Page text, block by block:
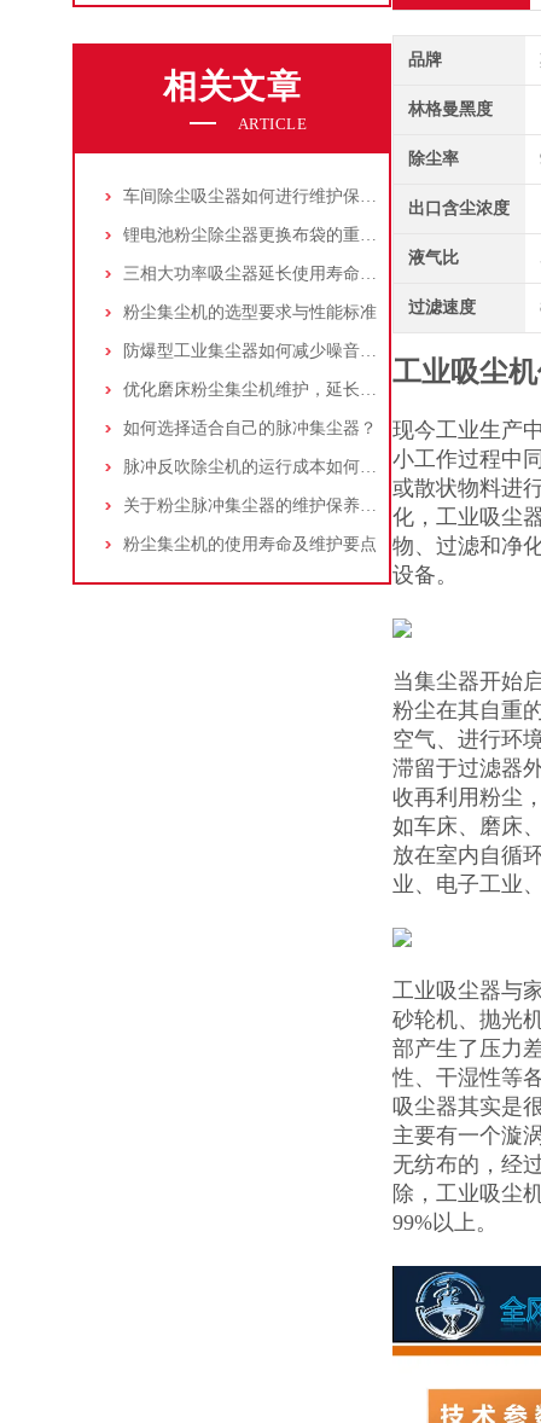
相关文章
ARTICLE
车间除尘吸尘器如何进行维护保养？
锂电池粉尘除尘器更换布袋的重要性与方法
三相大功率吸尘器延长使用寿命的建议
粉尘集尘机的选型要求与性能标准
防爆型工业集尘器如何减少噪音?三个方法轻松解决
优化磨床粉尘集尘机维护，延长设备寿命
如何选择适合自己的脉冲集尘器？
脉冲反吹除尘机的运行成本如何控制和优化？
关于粉尘脉冲集尘器的维护保养问题
粉尘集尘机的使用寿命及维护要点
品牌
林格曼黑度
除尘率
出口含尘浓度
液气比
过滤速度
工业吸尘
现今工业生产
小工作过程中
或散状物料进
化，工业吸尘
物、过滤和净
设备。
当集尘器开始
粉尘在其自重
空气、进行环
滞留于过滤器
收再利用粉尘
如车床、磨床
放在室内自循
业、电子工业
工业吸尘器与
砂轮机、抛光
部产生了压力
性、干湿性等
吸尘器其实是
主要有一个漩
无纺布的，经
除，工业吸尘
99%以上。